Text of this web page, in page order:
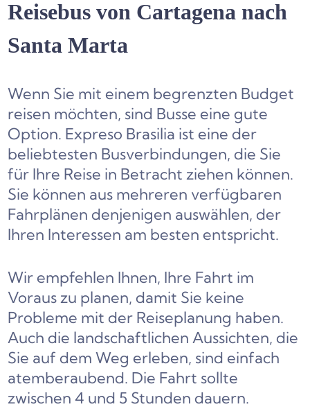
Reisebus von Cartagena nach
Santa Marta
Wenn Sie mit einem begrenzten Budget
reisen möchten, sind Busse eine gute
Option. Expreso Brasilia ist eine der
beliebtesten Busverbindungen, die Sie
für Ihre Reise in Betracht ziehen können.
Sie können aus mehreren verfügbaren
Fahrplänen denjenigen auswählen, der
Ihren Interessen am besten entspricht.
Wir empfehlen Ihnen, Ihre Fahrt im
Voraus zu planen, damit Sie keine
Probleme mit der Reiseplanung haben.
Auch die landschaftlichen Aussichten, die
Sie auf dem Weg erleben, sind einfach
atemberaubend. Die Fahrt sollte
zwischen 4 und 5 Stunden dauern.